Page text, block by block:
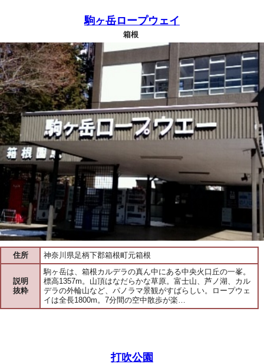
駒ヶ岳ロープウェイ
箱根
住所 神奈川県足柄下郡箱根町元箱根
説明
抜粋
駒ヶ岳は、箱根カルデラの真ん中にある中央火口丘の一峯。
標高1357m。山頂はなだらかな草原。富士山、芦ノ湖、カル
デラの外輪山など、パノラマ景観がすばらしい。ロープウェ
イは全長1800m。7分間の空中散歩が楽…
打吹公園